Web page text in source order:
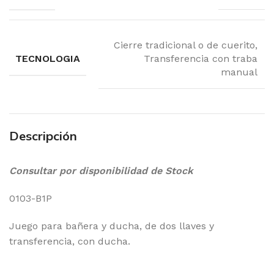
TECNOLOGIA
Cierre tradicional o de cuerito,
Transferencia con traba
manual
Descripción
Consultar por disponibilidad de Stock
0103-B1P
Juego para bañera y ducha, de dos llaves y
transferencia, con ducha.